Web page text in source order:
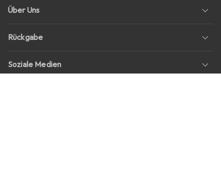
Über Uns
Rückgabe
Soziale Medien